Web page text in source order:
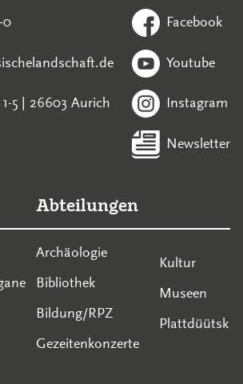
0
5 | 26603 Aurich
Facebook
Youtube
Instagram
Newsletter
Abteilungen
Archäologie
Bibliothek
Bildung/RPZ
Gezeitenkonzerte
Kultur
Museen
Plattdüütsk